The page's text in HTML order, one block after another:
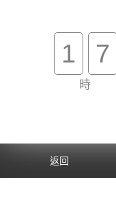
返回
關於我們
客戶服務
1 7
時